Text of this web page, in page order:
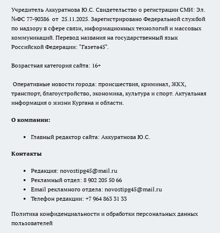
Учредитель Аккуратнова Ю.С. Свидетельство о регистрации СМИ: Эл.
№ФС 77-90386 от 25.11.2025. Зарегистрировано Федеральной службой
по надзору в сфере связи, информационных технологий и массовых
коммуникаций. Перевод названия на государственный язык
Российской Федерации: "Газета45".
Возрастная категория сайта: 16+
Оперативные новости города: происшествия, криминал, ЖКХ,
транспорт, благоустройство, экономика, культура и спорт. Актуальная
информация о жизни Кургана и области.
О компании:
Главный редактор сайта: Аккуратнова Ю.С.
Контакты
Редакция: novostipg45@mail.ru
Рекламный отдел: 8 902 205 50 66
Email рекламного отдела: novostipg45@mail.ru
Телефон редакции: +7 964 863 31 33
Политика конфиденциальности и обработки персональных данных
пользователей